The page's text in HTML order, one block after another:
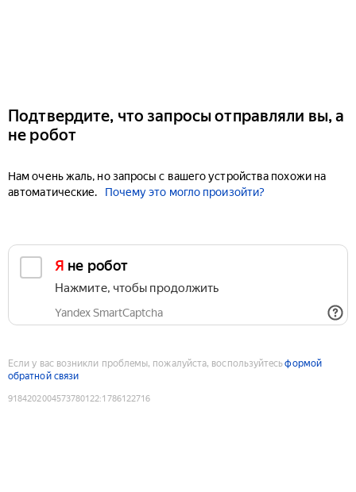
Подтвердите, что запросы отправляли вы, а
не робот
Нам очень жаль, но запросы с вашего устройства похожи на
автоматические.
Почему это могло произойти?
Я не робот
Нажмите, чтобы продолжить
Yandex SmartCaptcha
Если у вас возникли проблемы, пожалуйста, воспользуйтесьформой
обратной связи
9184202004573780122:1786122716